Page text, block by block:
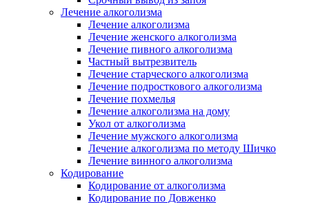
Лечение алкоголизма
Лечение алкоголизма
Лечение женского алкоголизма
Лечение пивного алкоголизма
Частный вытрезвитель
Лечение старческого алкоголизма
Лечение подросткового алкоголизма
Лечение похмелья
Лечение алкоголизма на дому
Укол от алкоголизма
Лечение мужского алкоголизма
Лечение алкоголизма по методу Шичко
Лечение винного алкоголизма
Кодирование
Кодирование от алкоголизма
Кодирование по Довженко